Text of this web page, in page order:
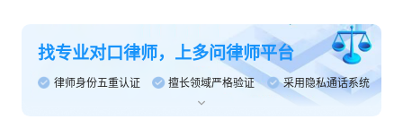
找专业对口律师，上多问律师平台
律师身份五重认证 擅长领域严格验证 采用隐私通话系统